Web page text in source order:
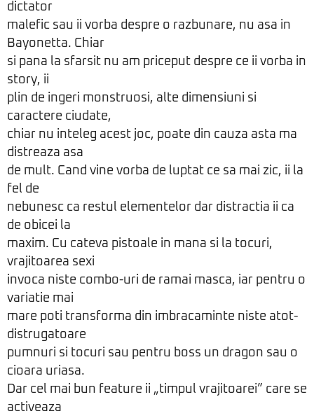
dictator
malefic sau ii vorba despre o razbunare, nu asa in
Bayonetta. Chiar
si pana la sfarsit nu am priceput despre ce ii vorba in
story, ii
plin de ingeri monstruosi, alte dimensiuni si
caractere ciudate,
chiar nu inteleg acest joc, poate din cauza asta ma
distreaza asa
de mult. Cand vine vorba de luptat ce sa mai zic, ii la
fel de
nebunesc ca restul elementelor dar distractia ii ca
de obicei la
maxim. Cu cateva pistoale in mana si la tocuri,
vrajitoarea sexi
invoca niste combo-uri de ramai masca, iar pentru o
variatie mai
mare poti transforma din imbracaminte niste atot-
distrugatoare
pumnuri si tocuri sau pentru boss un dragon sau o
cioara uriasa.
Dar cel mai bun feature ii „timpul vrajitoarei” care se
activeaza